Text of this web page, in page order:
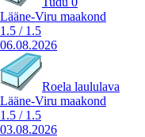
Lääne-Viru maakond
1.5 / 1.5
06.08.2026
Roela laululava
Lääne-Viru maakond
1.5 / 1.5
03.08.2026